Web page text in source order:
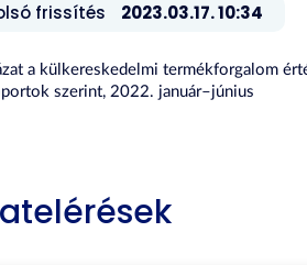
frissítés 2023.03.17. 10:34
a külkereskedelmi termékforgalom
szerint, 2022. január–június